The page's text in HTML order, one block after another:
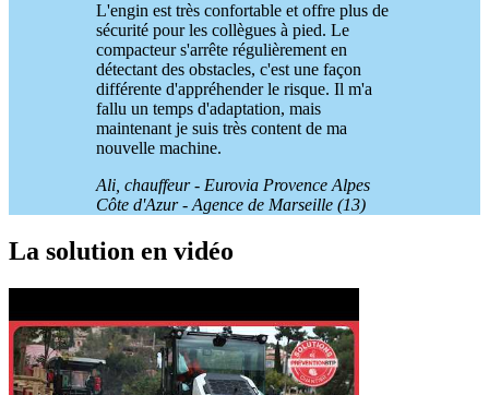
L'engin est très confortable et offre plus de
sécurité pour les collègues à pied. Le
compacteur s'arrête régulièrement en
détectant des obstacles, c'est une façon
différente d'appréhender le risque. Il m'a
fallu un temps d'adaptation, mais
maintenant je suis très content de ma
nouvelle machine.
Ali, chauffeur - Eurovia Provence Alpes
Côte d'Azur - Agence de Marseille (13)
La solution en vidéo